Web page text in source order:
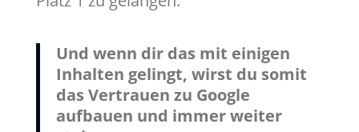
Und wenn dir das mit einigen
Inhalten gelingt, wirst du somit
das Vertrauen zu Google
aufbauen und immer weiter